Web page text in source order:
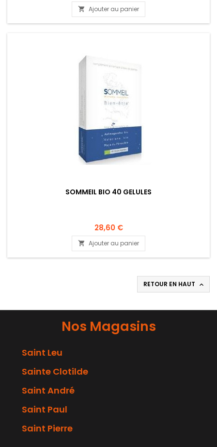
 Ajouter au panier
SOMMEIL BIO 40 GELULES
28,60 €
 Ajouter au panier
RETOUR EN HAUT 
Nos Magasins
Saint Leu
Sainte Clotilde
Saint André
Saint Paul
Saint Pierre